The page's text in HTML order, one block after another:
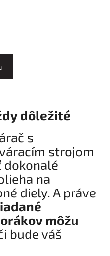
dôležité
s
strojom
dokonalé
na
diely. A práve
môžu
bude váš